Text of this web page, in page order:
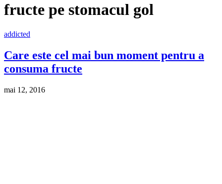
fructe pe stomacul gol
addicted
Care este cel mai bun moment pentru a
consuma fructe
mai 12, 2016